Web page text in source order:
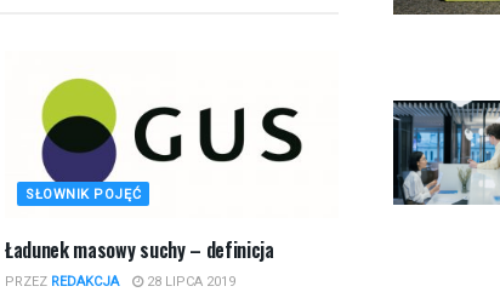
SŁOWNIK POJĘĆ
Ładunek masowy suchy – definicja
PRZEZ REDAKCJA 28 LIPCA 2019